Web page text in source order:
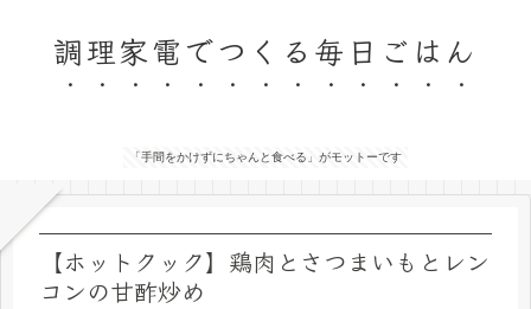
調理家電でつくる毎日ごはん
「手間をかけずにちゃんと食べる」がモットーです
【ホットクック】鶏肉とさつまいもとレン
コンの甘酢炒め